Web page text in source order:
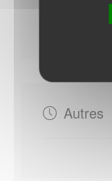
Du Mercredi
Vendredi : -
Autres